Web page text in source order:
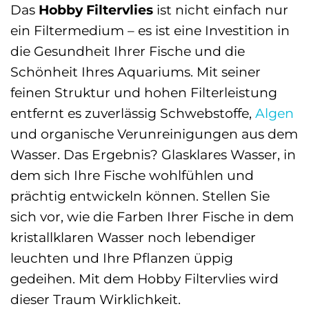
Das Hobby Filtervlies ist nicht einfach nur
ein Filtermedium – es ist eine Investition in
die Gesundheit Ihrer Fische und die
Schönheit Ihres Aquariums. Mit seiner
feinen Struktur und hohen Filterleistung
entfernt es zuverlässig Schwebstoffe, Algen
und organische Verunreinigungen aus dem
Wasser. Das Ergebnis? Glasklares Wasser, in
dem sich Ihre Fische wohlfühlen und
prächtig entwickeln können. Stellen Sie
sich vor, wie die Farben Ihrer Fische in dem
kristallklaren Wasser noch lebendiger
leuchten und Ihre Pflanzen üppig
gedeihen. Mit dem Hobby Filtervlies wird
dieser Traum Wirklichkeit.